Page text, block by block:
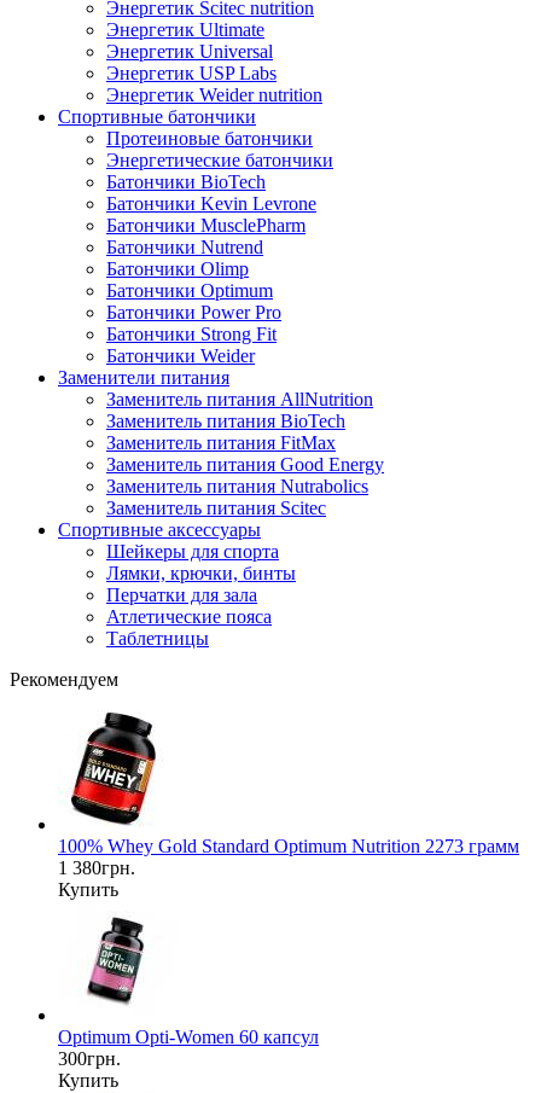
Энергетик Scitec nutrition
Энергетик Ultimate
Энергетик Universal
Энергетик USP Labs
Энергетик Weider nutrition
Спортивные батончики
Протеиновые батончики
Энергетические батончики
Батончики BioTech
Батончики Kevin Levrone
Батончики MusclePharm
Батончики Nutrend
Батончики Olimp
Батончики Optimum
Батончики Power Pro
Батончики Strong Fit
Батончики Weider
Заменители питания
Заменитель питания AllNutrition
Заменитель питания BioTech
Заменитель питания FitMax
Заменитель питания Good Energy
Заменитель питания Nutrabolics
Заменитель питания Scitec
Спортивные аксессуары
Шейкеры для спорта
Лямки, крючки, бинты
Перчатки для зала
Атлетические пояса
Таблетницы
Рекомендуем
100% Whey Gold Standard Optimum Nutrition 2273 грамм
1 380грн.
Купить
Optimum Opti-Women 60 капсул
300грн.
Купить